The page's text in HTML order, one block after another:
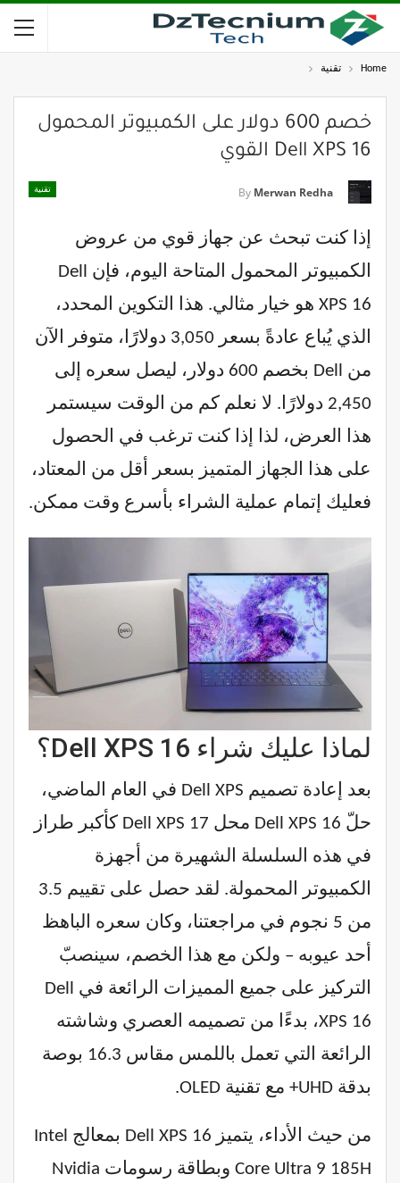
Home تقنية
خصم 600 دولار على الكمبيوتر المحمول
Dell XPS 16 القوي
تقنية By Merwan Redha
إذا كنت تبحث عن جهاز قوي من عروض
الكمبيوتر المحمول المتاحة اليوم، فإن Dell
XPS 16 هو خيار مثالي. هذا التكوين المحدد،
الذي يُباع عادةً بسعر 3,050 دولارًا، متوفر الآن
من Dell بخصم 600 دولار، ليصل سعره إلى
2,450 دولارًا. لا نعلم كم من الوقت سيستمر
هذا العرض، لذا إذا كنت ترغب في الحصول
على هذا الجهاز المتميز بسعر أقل من المعتاد،
فعليك إتمام عملية الشراء بأسرع وقت ممكن.
لماذا عليك شراء Dell XPS 16؟
بعد إعادة تصميم Dell XPS في العام الماضي،
حلّ Dell XPS 16 محل Dell XPS 17 كأكبر طراز
في هذه السلسلة الشهيرة من أجهزة
الكمبيوتر المحمولة. لقد حصل على تقييم 3.5
من 5 نجوم في مراجعتنا، وكان سعره الباهظ
أحد عيوبه – ولكن مع هذا الخصم، سينصبّ
التركيز على جميع المميزات الرائعة في Dell
XPS 16، بدءًا من تصميمه العصري وشاشته
الرائعة التي تعمل باللمس مقاس 16.3 بوصة
بدقة UHD+ مع تقنية OLED.
من حيث الأداء، يتميز Dell XPS 16 بمعالج Intel
Core Ultra 9 185H وبطاقة رسومات Nvidia